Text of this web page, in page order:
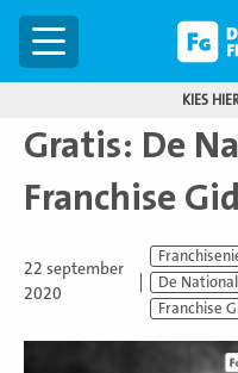
Menu
KIES
Gratis: De
Franchise
22 september
2020
De
Franchise